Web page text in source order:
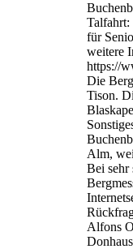
Talfahrt:
für
weitere
https://
Die
Tison.
Alm,
Bei sehr
Alfons